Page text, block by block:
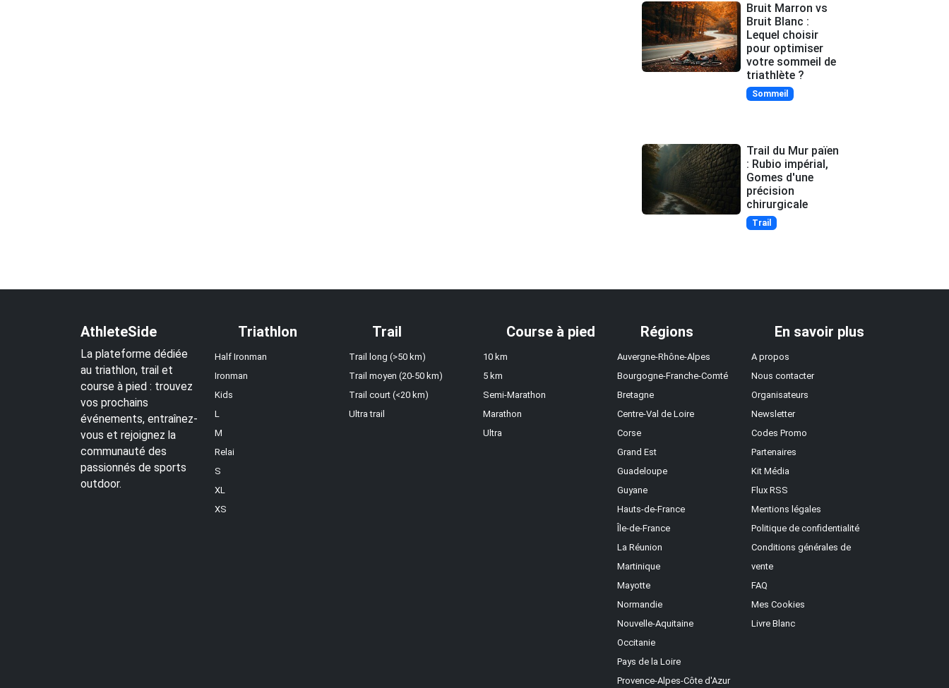
Bruit Marron vs
Bruit Blanc :
Lequel choisir
pour optimiser
votre sommeil de
triathlète ?
Sommeil
Trail du Mur païen
: Rubio impérial,
Gomes d'une
précision
chirurgicale
Trail
AthleteSide
La plateforme dédiée
au triathlon, trail et
course à pied : trouvez
vos prochains
événements, entraînez-
vous et rejoignez la
communauté des
passionnés de sports
outdoor.
Triathlon
Half Ironman
Ironman
Kids
L
M
Relai
S
XL
XS
Trail
Trail long (>50 km)
Trail moyen (20-50 km)
Trail court (<20 km)
Ultra trail
Course à pied
10 km
5 km
Semi-Marathon
Marathon
Ultra
Régions
Auvergne-Rhône-Alpes
Bourgogne-Franche-Comté
Bretagne
Centre-Val de Loire
Corse
Grand Est
Guadeloupe
Guyane
Hauts-de-France
Île-de-France
La Réunion
Martinique
Mayotte
Normandie
Nouvelle-Aquitaine
Occitanie
Pays de la Loire
Provence-Alpes-Côte d'Azur
En savoir plus
A propos
Nous contacter
Organisateurs
Newsletter
Codes Promo
Partenaires
Kit Média
Flux RSS
Mentions légales
Politique de confidentialité
Conditions générales de
vente
FAQ
Mes Cookies
Livre Blanc